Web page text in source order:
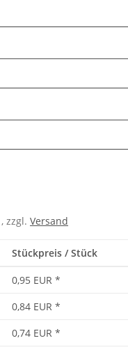
zzgl. Versand
Stückpreis / Stück
0,95 EUR *
0,84 EUR *
0,74 EUR *